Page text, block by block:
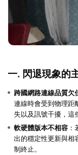
一. 閃退現象的
跨國網路連線品質欠
連線時會受到物理距
失以及訊號干擾，這
軟硬體版本不相容
出的穩定性更新與相
制終止。